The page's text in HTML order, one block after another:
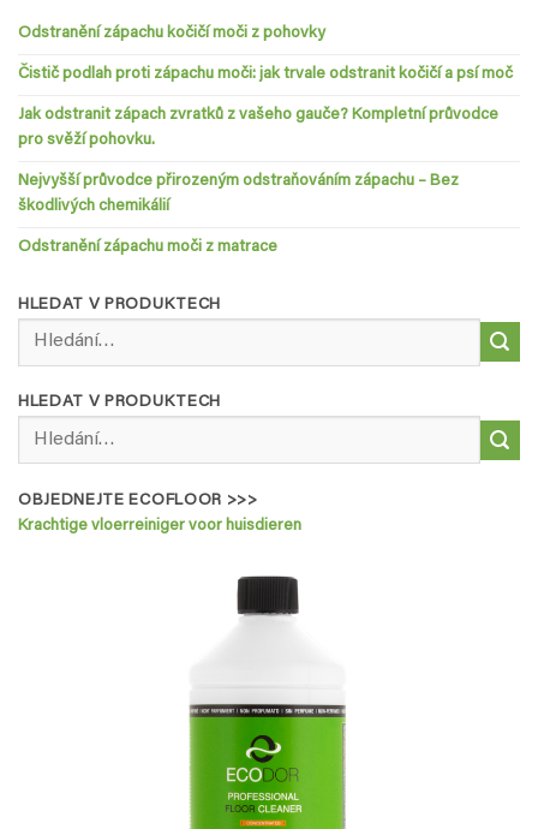
Odstranění zápachu kočičí moči z pohovky
Čistič podlah proti zápachu moči: jak trvale odstranit kočičí a psí moč
Jak odstranit zápach zvratků z vašeho gauče? Kompletní průvodce
pro svěží pohovku.
Nejvyšší průvodce přirozeným odstraňováním zápachu – Bez
škodlivých chemikálií
Odstranění zápachu moči z matrace
HLEDAT V PRODUKTECH
HLEDAT V PRODUKTECH
OBJEDNEJTE ECOFLOOR >>>
Krachtige vloerreiniger voor huisdieren